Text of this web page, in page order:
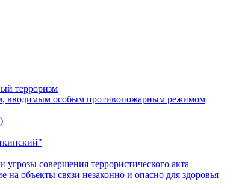
терроризм
вводимым особым противопожарным режимом
совершения террористического акта
объекты связи незаконно и опасно для здоровья